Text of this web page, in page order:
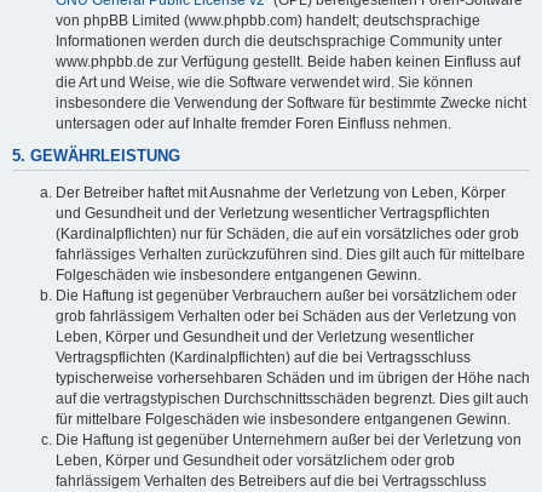
von phpBB Limited (www.phpbb.com) handelt; deutschsprachige
Informationen werden durch die deutschsprachige Community unter
www.phpbb.de zur Verfügung gestellt. Beide haben keinen Einfluss auf
die Art und Weise, wie die Software verwendet wird. Sie können
insbesondere die Verwendung der Software für bestimmte Zwecke nicht
untersagen oder auf Inhalte fremder Foren Einfluss nehmen.
5. GEWÄHRLEISTUNG
Der Betreiber haftet mit Ausnahme der Verletzung von Leben, Körper
und Gesundheit und der Verletzung wesentlicher Vertragspflichten
(Kardinalpflichten) nur für Schäden, die auf ein vorsätzliches oder grob
fahrlässiges Verhalten zurückzuführen sind. Dies gilt auch für mittelbare
Folgeschäden wie insbesondere entgangenen Gewinn.
Die Haftung ist gegenüber Verbrauchern außer bei vorsätzlichem oder
grob fahrlässigem Verhalten oder bei Schäden aus der Verletzung von
Leben, Körper und Gesundheit und der Verletzung wesentlicher
Vertragspflichten (Kardinalpflichten) auf die bei Vertragsschluss
typischerweise vorhersehbaren Schäden und im übrigen der Höhe nach
auf die vertragstypischen Durchschnittsschäden begrenzt. Dies gilt auch
für mittelbare Folgeschäden wie insbesondere entgangenen Gewinn.
Die Haftung ist gegenüber Unternehmern außer bei der Verletzung von
Leben, Körper und Gesundheit oder vorsätzlichem oder grob
fahrlässigem Verhalten des Betreibers auf die bei Vertragsschluss